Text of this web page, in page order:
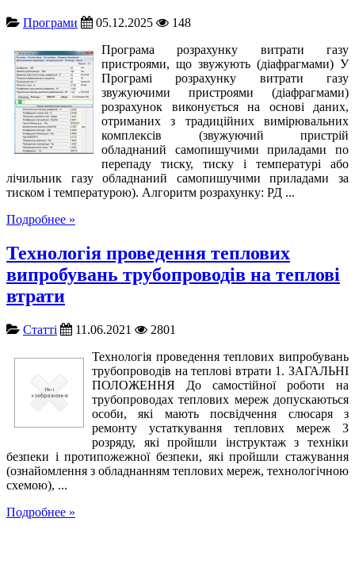
Програми 05.12.2025
148
Програма розрахунку витрати газу
пристроями, що звужують (діафрагмами) У
Програмі розрахунку витрати газу
звужуючими пристроями (діафрагмами)
розрахунок виконується на основі даних,
отриманих з традиційних вимірювальних
комплексів (звужуючий пристрій
обладнаний самопишучими приладами по
перепаду тиску, тиску і температурі або
лічильник газу обладнаний самопишучими приладами за
тиском і температурою). Алгоритм розрахунку: РД ...
Подробнее »
Технологія проведення теплових
випробувань трубопроводів на теплові
втрати
Cтатті 11.06.2021
2801
Технологія проведення теплових випробувань
трубопроводів на теплові втрати 1. ЗАГАЛЬНІ
ПОЛОЖЕННЯ До самостійної роботи на
трубопроводах теплових мереж допускаються
особи, які мають посвідчення слюсаря з
ремонту устаткування теплових мереж 3
розряду, які пройшли інструктаж з техніки
безпеки і протипожежної безпеки, які пройшли стажування
(ознайомлення з обладнанням теплових мереж, технологічною
схемою), ...
Подробнее »